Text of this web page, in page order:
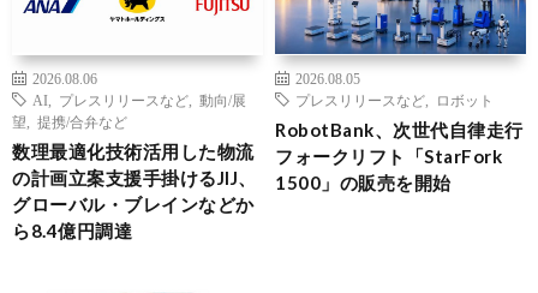
2026.08.06
AI
プレスリリースなど
動向/展
望
提携/合弁など
数理最適化技術活用した物流
の計画立案支援手掛けるJIJ、
グローバル・ブレインなどか
ら8.4億円調達
2026.08.05
プレスリリースなど
ロボット
RobotBank、次世代自律走行
フォークリフト「StarFork
1500」の販売を開始